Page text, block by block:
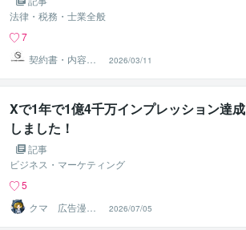
に復活
法律・税務・士業全般
7
契約書・内容証
明・SNS関係の
行政書士
2026/03/11
Xで1年で1億4千万インプレッション達成
しました！
記事
ビジネス・マーケティング
5
クマ 広告漫画
家・PRO認定
2026/07/05